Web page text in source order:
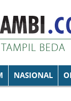
NASIONAL